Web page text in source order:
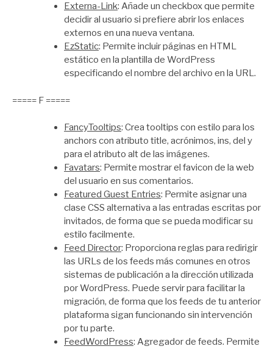
Externa-Link: Añade un checkbox que permite
decidir al usuario si prefiere abrir los enlaces
externos en una nueva ventana.
EzStatic: Permite incluir páginas en HTML
estático en la plantilla de WordPress
especificando el nombre del archivo en la URL.
===== F =====
FancyTooltips: Crea tooltips con estilo para los
anchors con atributo title, acrónimos, ins, del y
para el atributo alt de las imágenes.
Favatars: Permite mostrar el favicon de la web
del usuario en sus comentarios.
Featured Guest Entries: Permite asignar una
clase CSS alternativa a las entradas escritas por
invitados, de forma que se pueda modificar su
estilo facilmente.
Feed Director: Proporciona reglas para redirigir
las URLs de los feeds más comunes en otros
sistemas de publicación a la dirección utilizada
por WordPress. Puede servir para facilitar la
migración, de forma que los feeds de tu anterior
plataforma sigan funcionando sin intervención
por tu parte.
FeedWordPress: Agregador de feeds. Permite